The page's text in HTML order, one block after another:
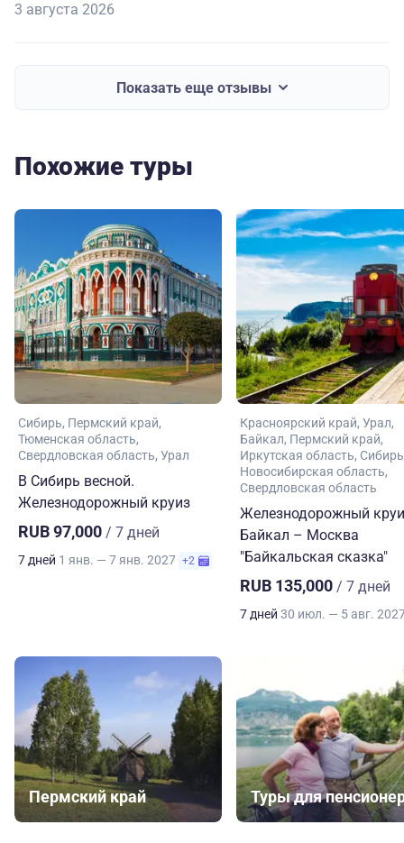
3 августа 2026
Показать еще отзывы
Похожие туры
Сибирь Пермский край
Тюменская область
Свердловская область Урал
В Сибирь весной.
Железнодорожный круиз
RUB 97,000 / 7 дней
7 дней 1 янв. — 7 янв. 2027 +2
Красноярский край Урал
Байкал Пермский край
Иркутская область Сибирь
Новосибирская область
Свердловская область
Железнодорожный
Байкал – Москва
"Байкальская сказка"
RUB 135,000 / 7 дней
7 дней 30 июл. — 5 авг.
Пермский край Туры для